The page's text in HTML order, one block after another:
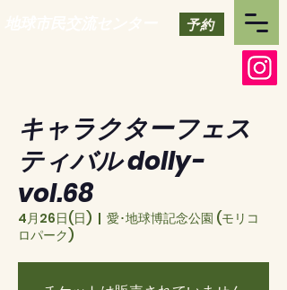
予約
キャラクターフェス
ティバル dolly-
vol.68
4月26日(日)
  |
愛･地球博記念公園 (モリコ
ロパーク)